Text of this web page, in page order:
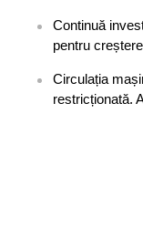
Continuă
pentru
Circulația
restricționată.